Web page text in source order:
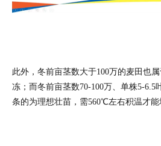
此外，冬前亩茎数大于100万的麦田也
冻；而冬前亩茎数70-100万、单株5-6.5
条的为理想壮苗，需560℃左右积温才能